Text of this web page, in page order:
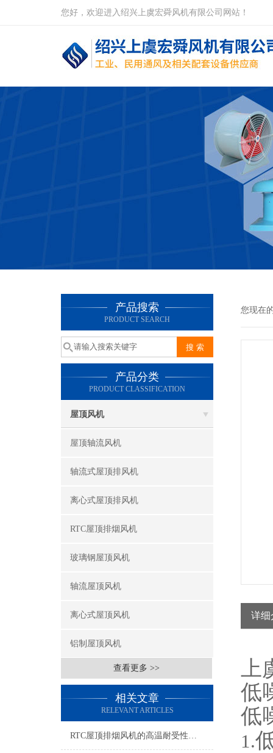
您好，欢迎进入绍兴上虞宏舜风机有限公司网站！
产品搜索
PRODUCT SEARCH
产品分类
PRODUCT CLASSIFICATION
屋顶风机
屋顶轴流风机
轴流式屋顶排风机
离心式屋顶排风机
RTC屋顶排烟风机
玻璃钢屋顶风机
轴流屋顶风机
离心式屋顶风机
铝制屋顶风机
查看更多 >>
相关文章
RELEVANT ARTICLES
RTC屋顶排烟风机的高温耐受性能解析
您现在
详细
上
低
低
1.